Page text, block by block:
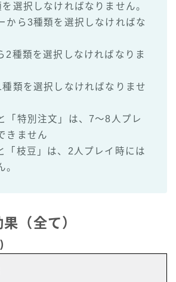
選択しなければなりません。
から3種類を選択しなければな
2種類を選択しなければなりま
類を選択しなければなりませ
「特別注文」は、7～8人プレ
きません
「枝豆」は、2人プレイ時には
。
（全て）